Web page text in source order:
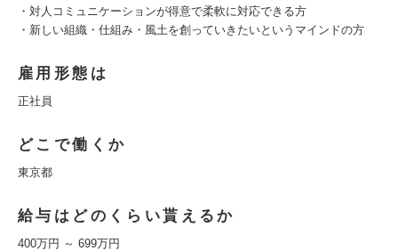
・対人コミュニケーションが得意で柔軟に対応できる方
・新しい組織・仕組み・風土を創っていきたいというマインドの方
雇用形態は
正社員
どこで働くか
東京都
給与はどのくらい貰えるか
400万円 ～ 699万円